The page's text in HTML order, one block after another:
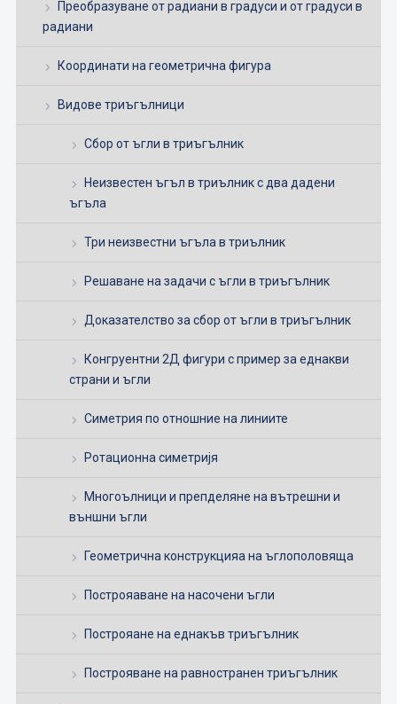
Преобразуване от радиани в градуси и от градуси в
радиани
Координати на геометрична фигура
Видове триъгълници
Сбор от ъгли в триъгълник
Неизвестен ъгъл в триълник с два дадени
ъгъла
Три неизвестни ъгъла в триълник
Решаване на задачи с ъгли в триъгълник
Доказателство за сбор от ъгли в триъгълник
Конгруентни 2Д фигури с пример за еднакви
страни и ъгли
Симетрия по отношние на линиите
Ротационна симетријя
Многоълници и препделяне на вътрешни и
външни ъгли
Геометрична конструкцияа на ъглополовяща
Построяаване на насочени ъгли
Построяане на еднакъв триъгълник
Построяване на равностранен триъгълник